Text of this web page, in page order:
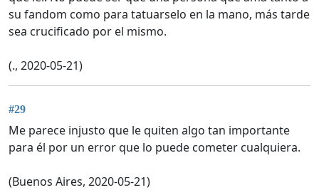
su fandom como para tatuarselo en la mano, más tarde
sea crucificado por el mismo.
(., 2020-05-21)
#29
Me parece injusto que le quiten algo tan importante
para él por un error que lo puede cometer cualquiera.
(Buenos Aires, 2020-05-21)